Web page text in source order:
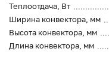
Теплоотдача, Вт
Ширина конвектора, мм
Высота конвектора, мм
Длина конвектора, мм